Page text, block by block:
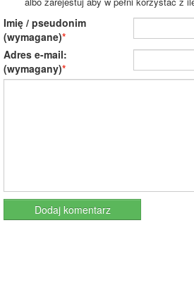
Imię / pseudonim
(wymagane)
Adres e-mail:
(wymagany)